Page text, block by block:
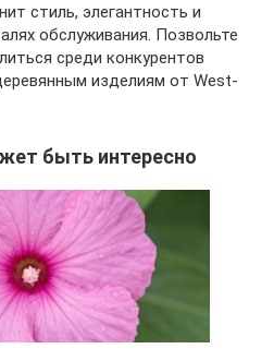
стиль, элегантность и
обслуживания. Позвольте
среди конкурентов
изделиям от West-
быть интересно